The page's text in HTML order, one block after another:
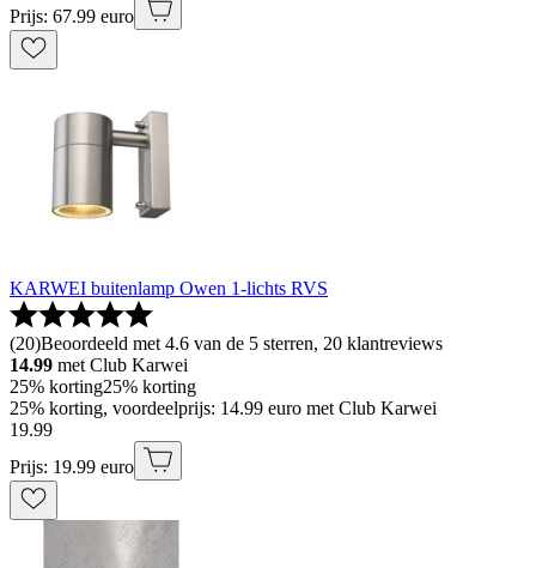
Prijs: 67.99 euro
KARWEI buitenlamp Owen 1-lichts RVS
(20)Beoordeeld met 4.6 van de 5 sterren, 20 klantreviews
14.99 met Club Karwei
25% korting25% korting
25% korting, voordeelprijs: 14.99 euro met Club Karwei
19.99
Prijs: 19.99 euro